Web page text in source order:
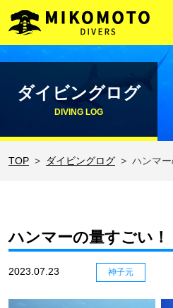
コンテンツへスキップ
メインナビゲーション
ダイビングログ
DIVING LOG
TOP ダイビングログ ハンマ
ハンマーの量すごい！
2023.07.23 神子元